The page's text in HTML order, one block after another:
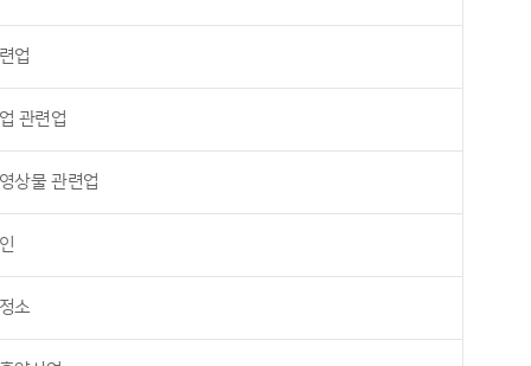
업
관련업
상물 관련업
소